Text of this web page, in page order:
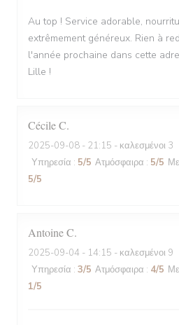
Au top ! Service adorable,
extrêmement généreux. Rien à
l'année prochaine dans cette
Lille !
CécileC
2025-09-08 - 21:15 - καλεσμένοι 3
Υπηρεσία : 5/5 Ατμόσφαιρα : 5/5
5/5
AntoineC
2025-09-04 - 14:15 - καλεσμένοι 9
Υπηρεσία : 3/5 Ατμόσφαιρα : 4/5
1/5